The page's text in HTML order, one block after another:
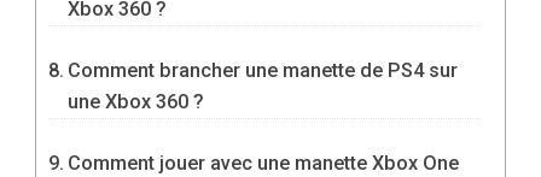
Xbox 360 ?
Comment brancher une manette de PS4 sur
une Xbox 360 ?
Comment jouer avec une manette Xbox One